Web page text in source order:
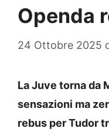
Openda
24 Ottobre 2025
La Juve torna da
sensazioni ma
rebus per Tudor